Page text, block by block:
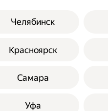
Челябинск
Красноярск
Самара
Уфа